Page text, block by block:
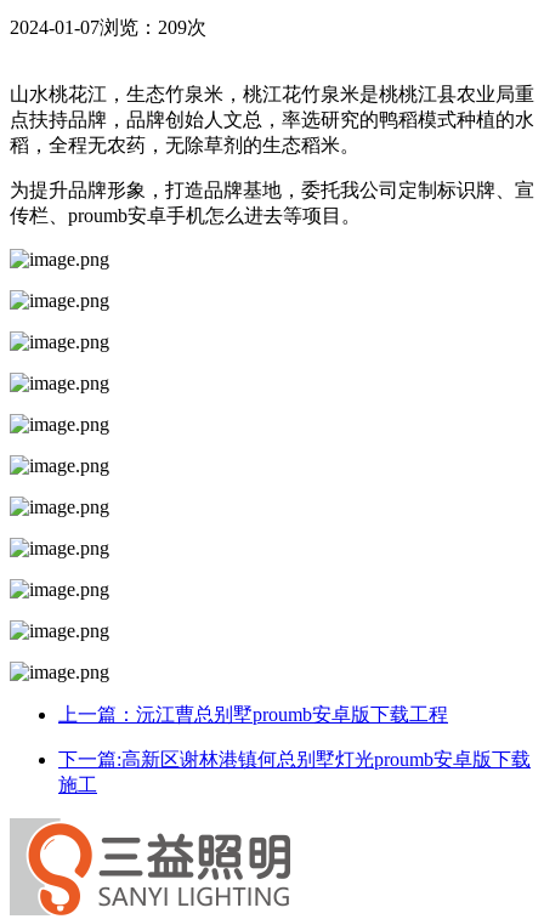
2024-01-07浏览：209次
山水桃花江，生态竹泉米，桃江花竹泉米是桃桃江县农业局重
点扶持品牌，品牌创始人文总，率选研究的鸭稻模式种植的水
稻，全程无农药，无除草剂的生态稻米。
为提升品牌形象，打造品牌基地，委托我公司定制标识牌、宣
传栏、proumb安卓手机怎么进去等项目。
上一篇：沅江曹总别墅proumb安卓版下载工程
下一篇:高新区谢林港镇何总别墅灯光proumb安卓版下载
施工